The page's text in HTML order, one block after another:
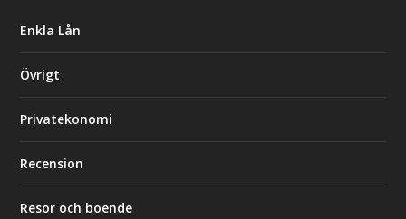
Enkla Lån
Övrigt
Privatekonomi
Recension
Resor och boende